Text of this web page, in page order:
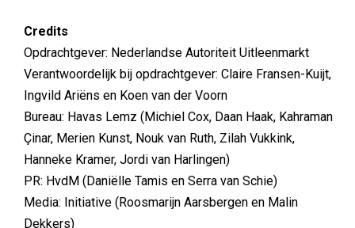
Credits
Opdrachtgever: Nederlandse Autoriteit Uitleenmarkt
Verantwoordelijk bij opdrachtgever: Claire Fransen-Kuijt,
Ingvild Ariëns en Koen van der Voorn
Bureau: Havas Lemz (Michiel Cox, Daan Haak, Kahraman
Çinar, Merien Kunst, Nouk van Ruth, Zilah Vukkink,
Hanneke Kramer, Jordi van Harlingen)
PR: HvdM (Daniëlle Tamis en Serra van Schie)
Media: Initiative (Roosmarijn Aarsbergen en Malin
Dekkers)